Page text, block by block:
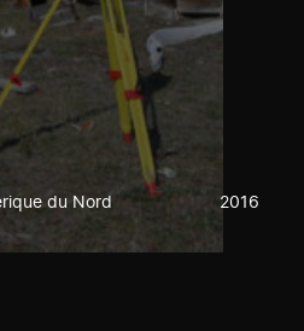
du Nord 2016